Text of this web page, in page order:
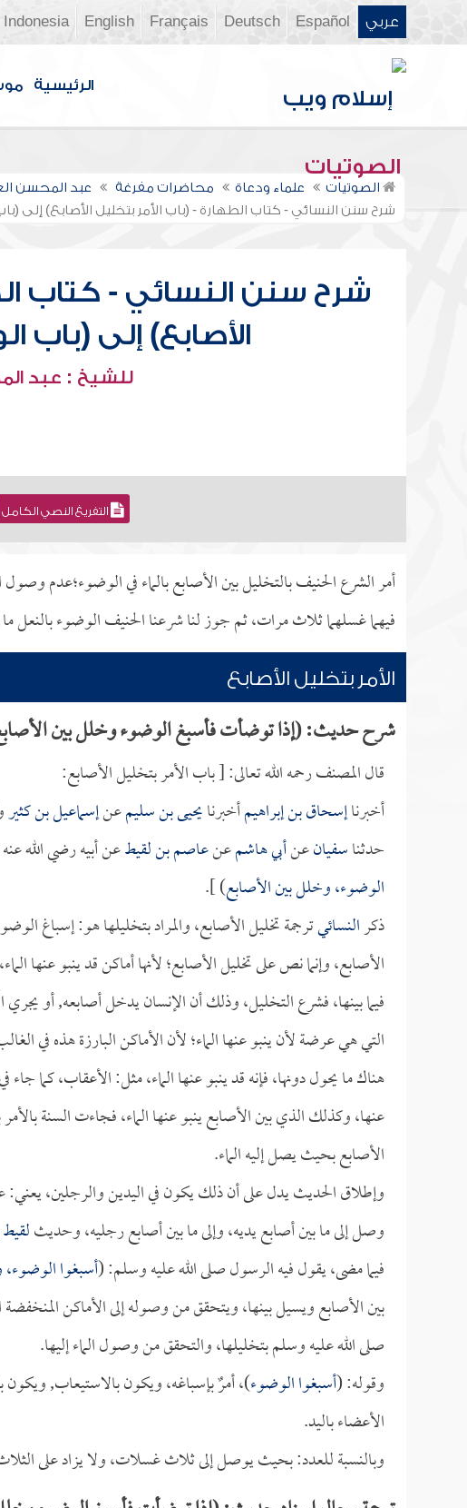
عربي Español
Deutsch
Français
English
Indonesia
الرئيسية
الصوتيات
الصوتيات علماء ودعاة محاضرات مفرغة عبد المحسن
شرح سنن النسائي - كتاب الطهارة - (باب الأمر بتخليل الأصابع) إلى
شرح سنن النسائي - كتاب
الأصابع) إلى (باب
للشيخ : عبد
التفريغ النصي الكامل
أمر الشرع الحنيف بالتخليل بين الأصابع بالماء في الوضوء؛عدم وصول
فيهما غسلهما ثلاث مرات، ثم جوز لنا شرعنا الحنيف الوضوء بالنعل
الأمر بتخليل الأصابع
شرح حديث: (إذا توضأت فأسبغ الوضوء وخلل بين
قال المصنف رحمه الله تعالى: [ باب الأمر بتخليل الأصابع:
أخبرناإسحاق بن إبراهيمأخبرنايحيى بن سليمعنإسماعيل بن كثير
حدثناسفيانعنأبي هاشمعنعاصم بن لقيطعن أبيه رضي الله
الوضوء، وخلل بين الأصابع) ].
ذكرالنسائيترجمة تخليل الأصابع، والمراد بتخليلها هو: إسباغ
الأصابع، وإنما نص على تخليل الأصابع؛ لأنها أماكن قد ينبو عنها
فيما بينها، فشرع التخليل، وذلك أن الإنسان يدخل أصابعه, أو
التي هي عرضة لأن ينبو عنها الماء؛ لأن الأماكن البارزة هذه في
هناك ما يحول دونها، فإنه قد ينبو عنها الماء، مثل: الأعقاب، كما
عنها، وكذلك الذي بين الأصابع ينبو عنها الماء، فجاءت السنة
الأصابع بحيث يصل إليه الماء.
وإطلاق الحديث يدل على أن ذلك يكون في اليدين والرجلين،
وصل إلى ما بين أصابع يديه، وإلى ما بين أصابع رجليه، وحديث
فيما مضى، يقول فيه الرسول صلى الله عليه وسلم: (أسبغوا
بين الأصابع ويسيل بينها، ويتحقق من وصوله إلى الأماكن المنخفضة
صلى الله عليه وسلم بتخليلها، والتحقق من وصول الماء إليها.
وقوله: (أسبغوا الوضوء)، أمرٌ بإسباغه، ويكون بالاستيعاب,
الأعضاء باليد.
وبالنسبة للعدد: بحيث يوصل إلى ثلاث غسلات، ولا يزاد على